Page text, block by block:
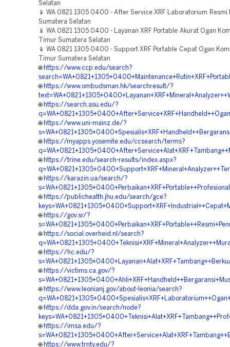
Selatan
📱 WA 0821 1305 0400 - After Service XRF Laboratorium Resmi
Sumatera Selatan
📱 WA 0821 1305 0400 - Layanan XRF Portable Akurat Ogan
Timur Sumatera Selatan
📱 WA 0821 1305 0400 - Support XRF Portable Cepat Ogan
Timur Sumatera Selatan
🌐 https://www.ccp.edu/search?
🌐 https://www.ombudsman.hk/searchresult/?
🌐 https://search.asu.edu/?
🌐 https://www.uni-mainz.de/?
🌐 https://myapps.yosemite.edu/ccsearch/terms?
🌐 https://trine.edu/search-results/index.aspx?
🌐 https://karazin.ua/search/?
🌐 https://publichealth.jhu.edu/search/gce?
🌐 https://gov.sr/?
🌐 https://social.overheid.nl/search?
🌐 https://hc.edu/?
🌐 https://victims.ca.gov/?
🌐 https://www.leonianj.gov/about-leonia/search?
🌐 https://dda.gov.in/search/node?
🌐 https://imsa.edu/?
🌐 https://www.trnty.edu/?